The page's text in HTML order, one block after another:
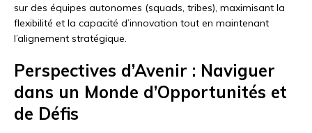
sur des équipes autonomes (squads, tribes), maximisant la
flexibilité et la capacité d’innovation tout en maintenant
l’alignement stratégique.
Perspectives d’Avenir : Naviguer
dans un Monde d’Opportunités et
de Défis